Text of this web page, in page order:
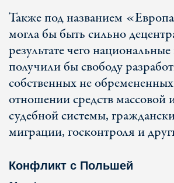
Также под названием
могла бы быть сильно
результате чего национальные
получили бы свободу
собственных не
отношении средств
судебной системы,
миграции, госконтроля и
Конфликт с Польшей